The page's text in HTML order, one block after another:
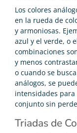
Los colores
en la rueda de
y armoniosas.
azul y el verde, o
combinaciones
y menos
o cuando se
análogos, se
intensidades
conjunto sin
Triadas de